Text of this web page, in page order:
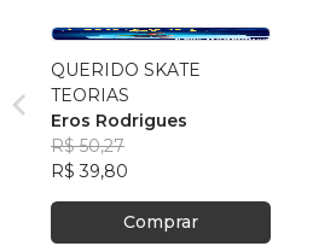
QUERIDO SKATE
TEORIAS
Eros Rodrigues
R$ 50,27
R$ 39,80
Comprar